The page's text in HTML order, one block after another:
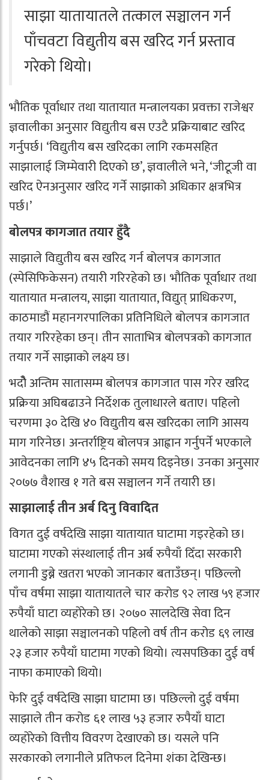
साझा यातायातले तत्काल सञ्चालन गर्न
पाँचवटा विद्युतीय बस खरिद गर्न प्रस्ताव
गरेको थियो।
भौतिक पूर्वाधार तथा यातायात मन्त्रालयका प्रवक्ता राजेश्वर
ज्ञवालीका अनुसार विद्युतीय बस एउटै प्रक्रियाबाट खरिद
गर्नुपर्छ। ‘विद्युतीय बस खरिदका लागि रकमसहित
साझालाई जिम्मेवारी दिएको छ’, ज्ञवालीले भने, ‘जीटूजी वा
खरिद ऐनअनुसार खरिद गर्ने साझाको अधिकार क्षत्रभित्र
पर्छ।’
बोलपत्र कागजात तयार हुँदै
साझाले विद्युतीय बस खरिद गर्न बोलपत्र कागजात
(स्पेसिफिकेसन) तयारी गरिरहेको छ। भौतिक पूर्वाधार तथा
यातायात मन्त्रालय, साझा यातायात, विद्युत् प्राधिकरण,
काठमाडौं महानगरपालिका प्रतिनिधिले बोलपत्र कागजात
तयार गरिरहेका छन्। तीन साताभित्र बोलपत्रको कागजात
तयार गर्ने साझाको लक्ष्य छ।
भदौे अन्तिम सातासम्म बोलपत्र कागजात पास गरेर खरिद
प्रक्रिया अघिबढाउने निर्देशक तुलाधारले बताए। पहिलो
चरणमा ३० देखि ४० विद्युतीय बस खरिदका लागि आसय
माग गरिनेछ। अन्तर्राष्ट्रिय बोलपत्र आह्वान गर्नुपर्ने भएकाले
आवेदनका लागि ४५ दिनको समय दिइनेछ। उनका अनुसार
२०७७ वैशाख १ गते बस सञ्चालन गर्ने तयारी छ।
साझालाई तीन अर्ब दिनु विवादित
विगत दुई वर्षदेखि साझा यातायात घाटामा गइरहेको छ।
घाटामा गएको संस्थालाई तीन अर्ब रुपैयाँ दिँदा सरकारी
लगानी डुब्ने खतरा भएको जानकार बताउँछन्। पछिल्लो
पाँच वर्षमा साझा यातायातले चार करोड ९२ लाख ५९ हजार
रुपैयाँ घाटा व्यहोरेको छ। २०७० सालदेखि सेवा दिन
थालेको साझा सञ्चालनको पहिलो वर्ष तीन करोड ६९ लाख
२३ हजार रुपैयाँ घाटामा गएको थियो। त्यसपछिका दुई वर्ष
नाफा कमाएको थियो।
फेरि दुई वर्षदेखि साझा घाटामा छ। पछिल्लो दुई वर्षमा
साझाले तीन करोड ६१ लाख ५३ हजार रुपैयाँ घाटा
व्यहोरेको वित्तीय विवरण देखाएको छ। यसले पनि
सरकारको लगानीले प्रतिफल दिनेमा शंका देखिन्छ।